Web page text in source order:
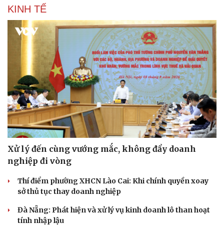
Tư vấn
Săn Tour
check-in
Cửa sổ tình yêu
Kể chuyện cho bé
Hạt giống tâm hồn
KINH TẾ
Xử lý đến cùng vướng mắc, không đẩy doanh
nghiệp đi vòng
Thí điểm phường XHCN Lào Cai: Khi chính quyền xoay
sở thủ tục thay doanh nghiệp
Đà Nẵng: Phát hiện và xử lý vụ kinh doanh lô than hoạt
tính nhập lậu